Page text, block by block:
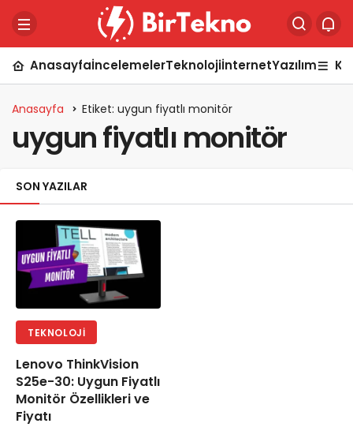
AnasayfaİncelemelerTeknolojiİnternetYazılım
Anasayfa Etiket: uygun fiyatlı monitör
uygun fiyatlı monitör
SON YAZILAR
TEKNOLOJI
Lenovo ThinkVision
S25e-30: Uygun Fiyatlı
Monitör Özellikleri ve
Fiyatı